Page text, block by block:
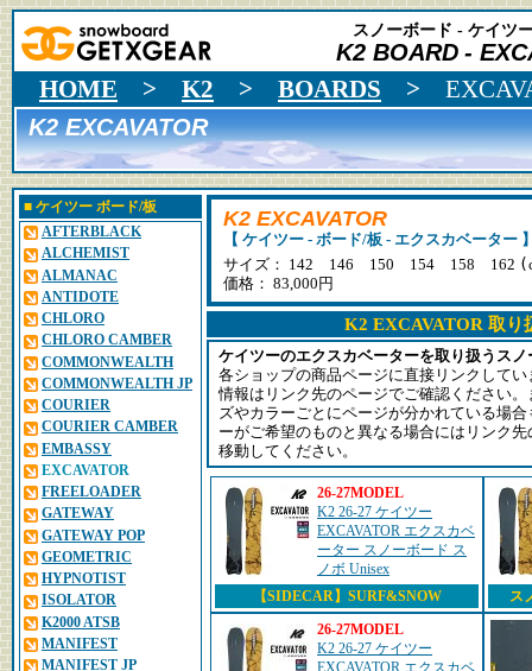
スノーボード - ケイツ
K2 BOARD -
HOME > K2 > BOARDS >
K2 EXCAVATOR
■ ケイツー ボード/板
AFTERBLACK
ALCHEMIST
ALMANAC
ANTIDOTE
CHLORO
CHLORO CAMBER
COMMONWEALTH
COMMONWEALTH JP
COURIER
COURIER CAMBER
EMBASSY
EXCAVATOR
FREELOADER
GATEWAY
GATEWAY POP
GEOMETRIC
HYPNOTIST
ISOLATOR
K2000 ATSB
MANIFEST
MANIFEST JP
K2 EXCAVATOR
【 ケイツー - ボード/板 - エクスカベーター
サイズ： 142 146 150 154 158 162 (
価格： 83,000円
K2 EXCAVATOR 取り
ケイツーのエクスカベーターを取り扱うス
各ショップの商品ページに直接リンクして
情報はリンク先のページでご確認ください
ズやカラーごとにページが分かれている場
ーがご希望のものと異なる場合にはリンク
移動してください。
26-27MODEL
K2 26-27 ケイツー
EXCAVATOR エクスカベ
ーター スノーボード ス
ノボ Unisex
【SIDECAR】SURF&SNOW
ス
26-27MODEL
K2 26-27 ケイツー
EXCAVATOR エクスカベ